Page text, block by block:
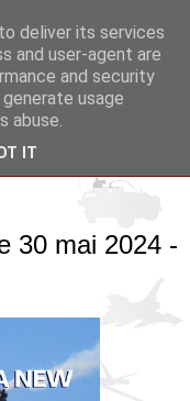
30 mai 2024 -
deliver its services
and user-agent are
and security
usage
abuse.
IT